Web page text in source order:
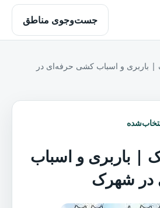
جست‌وجوی مناطق
| باربری و اسباب کشی حرفه‌ای در
| باربری و اسباب
در شهرک